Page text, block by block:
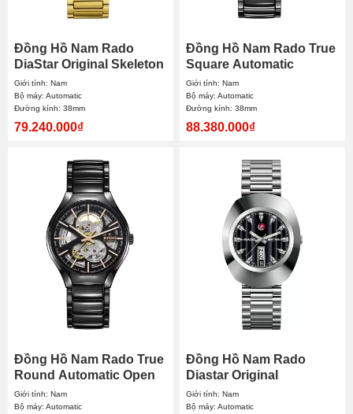
Đồng Hồ Nam Rado
DiaStar Original Skeleton
R12164153 38mm
Giới tính: Nam
Bộ máy: Automatic
Đường kính: 38mm
79.240.000₫
Đồng Hồ Nam Rado True
Square Automatic
Skeleton R27124162
38mm
Giới tính: Nam
Bộ máy: Automatic
Đường kính: 38mm
88.380.000₫
Đồng Hồ Nam Rado True
Round Automatic Open
Heart R27100162 40mm
Giới tính: Nam
Bộ máy: Automatic
Đồng Hồ Nam Rado
Diastar Original
Automatic R12408623
35mm
Giới tính: Nam
Bộ máy: Automatic